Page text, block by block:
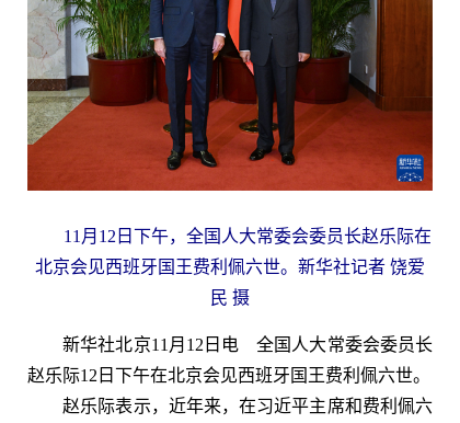
11月12日下午，全国人大常委会委员长赵乐际在
北京会见西班牙国王费利佩六世。新华社记者 饶爱
民 摄
新华社北京11月12日电 全国人大常委会委员长
赵乐际12日下午在北京会见西班牙国王费利佩六世。
赵乐际表示，近年来，在习近平主席和费利佩六